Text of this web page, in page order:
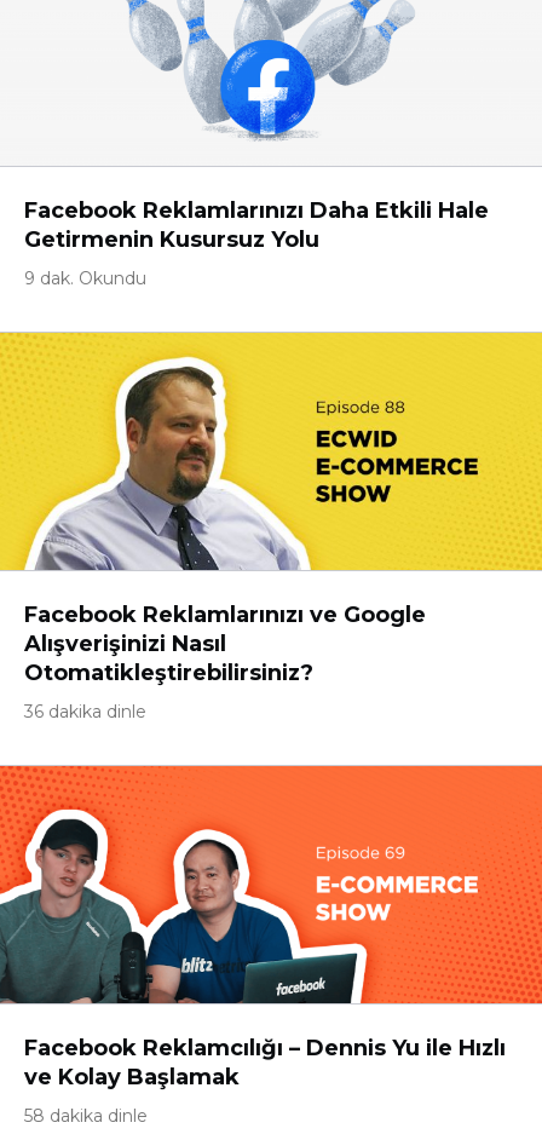
Facebook Reklamlarınızı Daha Etkili Hale
Getirmenin Kusursuz Yolu
9 dak. Okundu
Facebook Reklamlarınızı ve Google
Alışverişinizi Nasıl
Otomatikleştirebilirsiniz?
36 dakika dinle
Facebook Reklamcılığı – Dennis Yu ile Hızlı
ve Kolay Başlamak
58 dakika dinle